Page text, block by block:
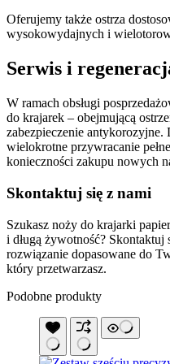
Oferujemy także ostrza
wysokowydajnych i
Serwis i
W ramach obsługi
do krajarek – obejmującą
zabezpieczenie
wielokrotne przywracanie
konieczności zakupu nowych
Skontaktuj się z nami
Szukasz noży do krajarki
i długą żywotność?
rozwiązanie dopasowane do
który przetwarzasz.
Podobne produkty